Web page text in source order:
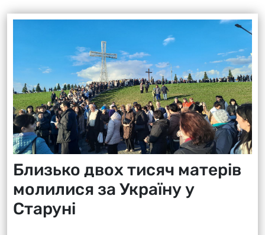
Близько двох тисяч матерів
молилися за Україну у
Старуні